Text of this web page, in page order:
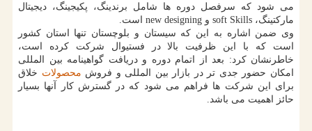
می شود که سرفصل دوره ها شامل برندینگ، پکیجینگ، دیجیتال
مارکتینگ، soft Skills و new designing است.
وی ضمن اشاره به این که سیستان و بلوچستان تنها استان کشور
است که با این ظرفیت بالا در فستیوال شرکت کرده است،
خاطرنشان کرد: بعد از اتمام دوره و دریافت گواهینامه بین المللی
امکان حضور جدی تر در بازار بین المللی و فروش محصولات خلاق
برای این شرکت ها فراهم می شود که در گسترش کار آنها بسیار
حائز اهمیت می باشد.